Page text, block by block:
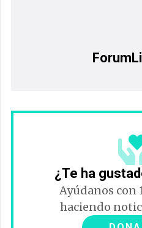
¿Te ha
Ayúdanos con
haciendo